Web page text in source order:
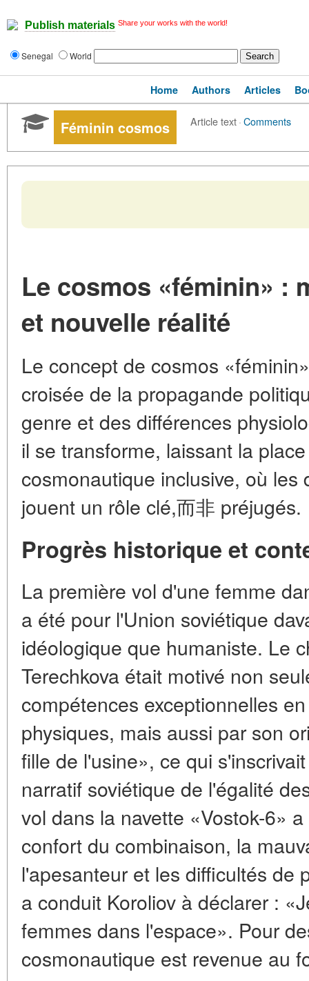
Publish materials Share your works with the world!
Senegal World
Home Authors Articles
Féminin cosmos Article text·Comments
Le cosmos «féminin» :
et nouvelle réalité
Le concept de cosmos
croisée de la propagande
genre et des différences
il se transforme, laissant la
cosmonautique inclusive, où les
jouent un rôle clé,而非 préjugés.
Progrès historique et
La première vol d'une femme
a été pour l'Union soviétique
idéologique que humaniste. Le
Terechkova était motivé non
compétences exceptionnelles
physiques, mais aussi par son
fille de l'usine», ce qui
narratif soviétique de l'égalité
vol dans la navette «Vostok-6»
confort du combinaison, la
l'apesanteur et les difficultés de
a conduit Koroliov à déclarer :
femmes dans l'espace». Pour
cosmonautique est revenue au